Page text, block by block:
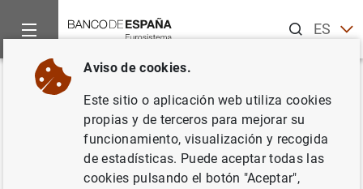
ESEN
Inicio Noticias y eventos
Volver
Estadísticas sobre sociedades
instrumentales dedicadas a
operaciones de titulización de la
Aviso de cookies.
Este sitio o aplicación web utiliza cookies
propias y de terceros para mejorar su
funcionamiento, visualización y recogida
de estadísticas. Puede aceptar todas las
cookies pulsando el botón "Aceptar",